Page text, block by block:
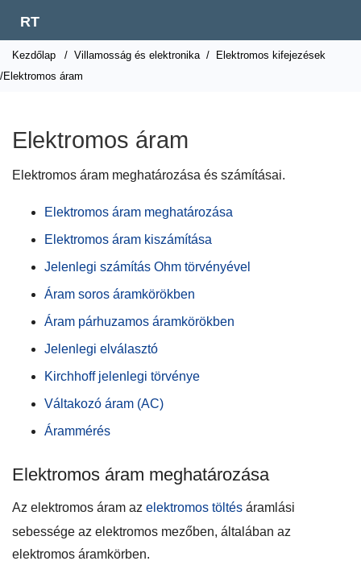
RT
Kezdőlap / Villamosság és elektronika /
Elektromos kifejezések
/Elektromos áram
Elektromos áram
Elektromos áram meghatározása és számításai.
Elektromos áram meghatározása
Elektromos áram kiszámítása
Jelenlegi számítás Ohm törvényével
Áram soros áramkörökben
Áram párhuzamos áramkörökben
Jelenlegi elválasztó
Kirchhoff jelenlegi törvénye
Váltakozó áram (AC)
Árammérés
Elektromos áram meghatározása
Az elektromos áram az elektromos töltés áramlási
sebessége az elektromos mezőben, általában az
elektromos áramkörben.